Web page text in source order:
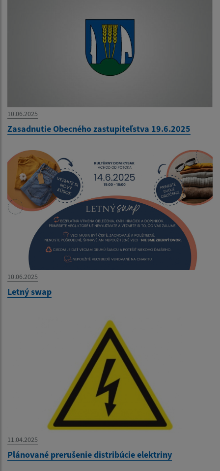
10.06.2025
Zasadnutie Obecného zastupiteľstva 19.6.2025
10.06.2025
Letný swap
11.04.2025
Plánované prerušenie distribúcie elektriny